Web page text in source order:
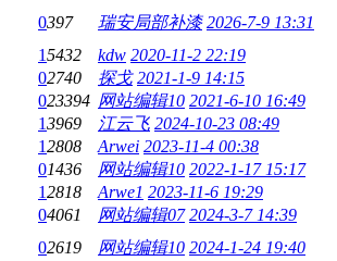
0397 瑞安局部补漆 2026-7-9 13:31
15432 kdw 2020-11-2 22:19
02740 探戈 2021-1-9 14:15
023394 网站编辑10 2021-6-10 16:49
13969 江云飞 2024-10-23 08:49
12808 Arwei 2023-11-4 00:38
01436 网站编辑10 2022-1-17 15:17
12818 Arwe1 2023-11-6 19:29
04061 网站编辑07 2024-3-7 14:39
02619 网站编辑10 2024-1-24 19:40